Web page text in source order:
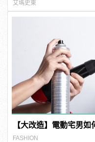
艾瑪史東
【大改造】電動宅男
FASHION